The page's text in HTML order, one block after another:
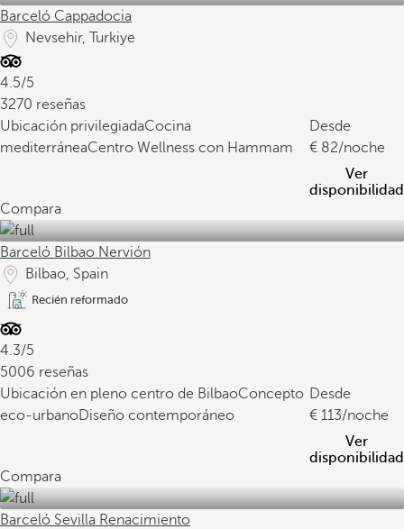
Barceló Cappadocia
Nevsehir, Turkiye
4.5/5
3270 reseñas
Ubicación privilegiadaCocina
mediterráneaCentro Wellness con Hammam
Desde
82/noche
Ver
disponibilidad
Compara
Barceló Bilbao Nervión
Bilbao, Spain
Recién reformado
4.3/5
5006 reseñas
Ubicación en pleno centro de BilbaoConcepto
eco-urbanoDiseño contemporáneo
Desde
113/noche
Ver
disponibilidad
Compara
Barceló Sevilla Renacimiento